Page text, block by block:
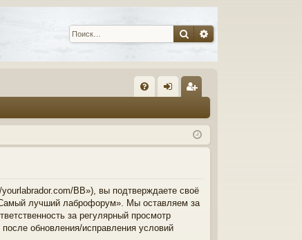
Поиск
С
Q д ис
тр
ия
BB»), вы подтверждаете своё
лучший лаброфорум». Мы оставляем за
за регулярный просмотр
обновления/исправления условий